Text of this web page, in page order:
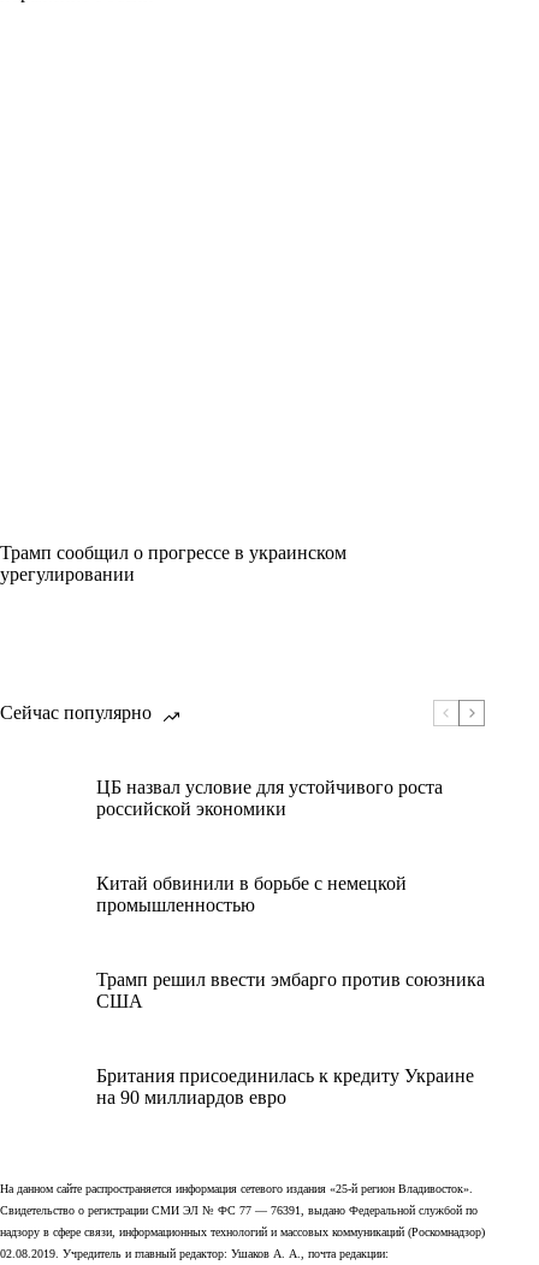
Трамп сообщил о прогрессе в украинском
урегулировании
Сейчас популярно
ЦБ назвал условие для устойчивого роста
российской экономики
Китай обвинили в борьбе с немецкой
промышленностью
Трамп решил ввести эмбарго против союзника
США
Британия присоединилась к кредиту Украине
на 90 миллиардов евро
На данном сайте распространяется информация сетевого издания «25-й регион Владивосток».
Свидетельство о регистрации СМИ ЭЛ № ФС 77 — 76391, выдано Федеральной службой по
надзору в сфере связи, информационных технологий и массовых коммуникаций (Роскомнадзор)
02.08.2019. Учредитель и главный редактор: Ушаков А. А., почта редакции: